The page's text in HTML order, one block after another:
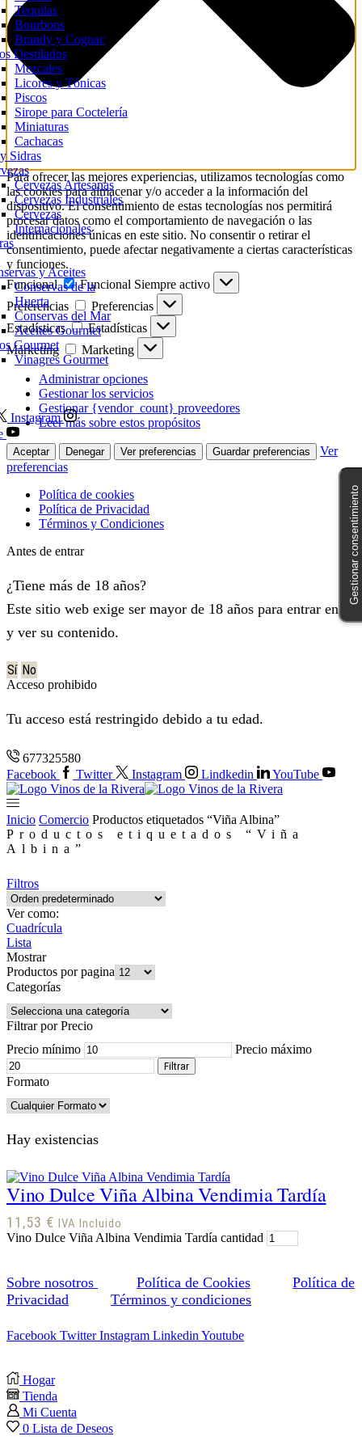
Para ofrecer las mejores experiencias, utilizamos tecnologías como
las cookies para almacenar y/o acceder a la información del
dispositivo. El consentimiento de estas tecnologías nos permitirá
procesar datos como el comportamiento de navegación o las
identificaciones únicas en este sitio. No consentir o retirar el
consentimiento, puede afectar negativamente a ciertas características
y funciones.
Funcional
Funcional Siempre activo
Preferencias
Preferencias
Estadísticas
Estadísticas
Marketing
Marketing
Administrar opciones
Gestionar los servicios
Gestionar {vendor_count} proveedores
Leer más sobre estos propósitos
Aceptar Denegar Ver preferencias Guardar preferencias
Ver
preferencias
Política de cookies
Política de Privacidad
Términos y Condiciones
Antes de entrar
¿Tiene más de 18 años?
Este sitio web exige ser mayor de 18 años para entrar en él
y ver su contenido.
Sí No
Acceso prohibido
Tu acceso está restringido debido a tu edad.
677325580
Facebook
Twitter Instagram Lindkedin YouTube
Tequilas
Bourbons
Brandy y Cognac
Destilados
Mezcales
Licores y Tónicas
Piscos
Sirope para Coctelería
Miniaturas
Cachacas
Sidras
Cervezas Artesanas
Cervezas Industriales
Cervezas
Internacionales
y Aceites
Conservas de la
Huerta
Conservas del Mar
Aceites Gourmet
Gourmet
Vinagres Gourmet
Instagram
Inicio Comercio Productos etiquetados “Viña Albina”
Productos etiquetados “Viña
Albina”
Filtros
Ver como:
Cuadrícula
Lista
Mostrar
Productos por pagina
Categorías
Filtrar por Precio
Precio mínimo
Precio máximo
Filtrar
Formato
Hay existencias
Vino Dulce Viña Albina Vendimia Tardía
11,53 € IVA Incluido
Vino Dulce Viña Albina Vendimia Tardía cantidad
Sobre nosotros Política de Cookies
Política de
Privacidad
Términos y condiciones
Facebook Twitter Instagram LinkedinYoutube
Hogar
Tienda
Mi Cuenta
0 Lista de Deseos
Gestionar consentimiento